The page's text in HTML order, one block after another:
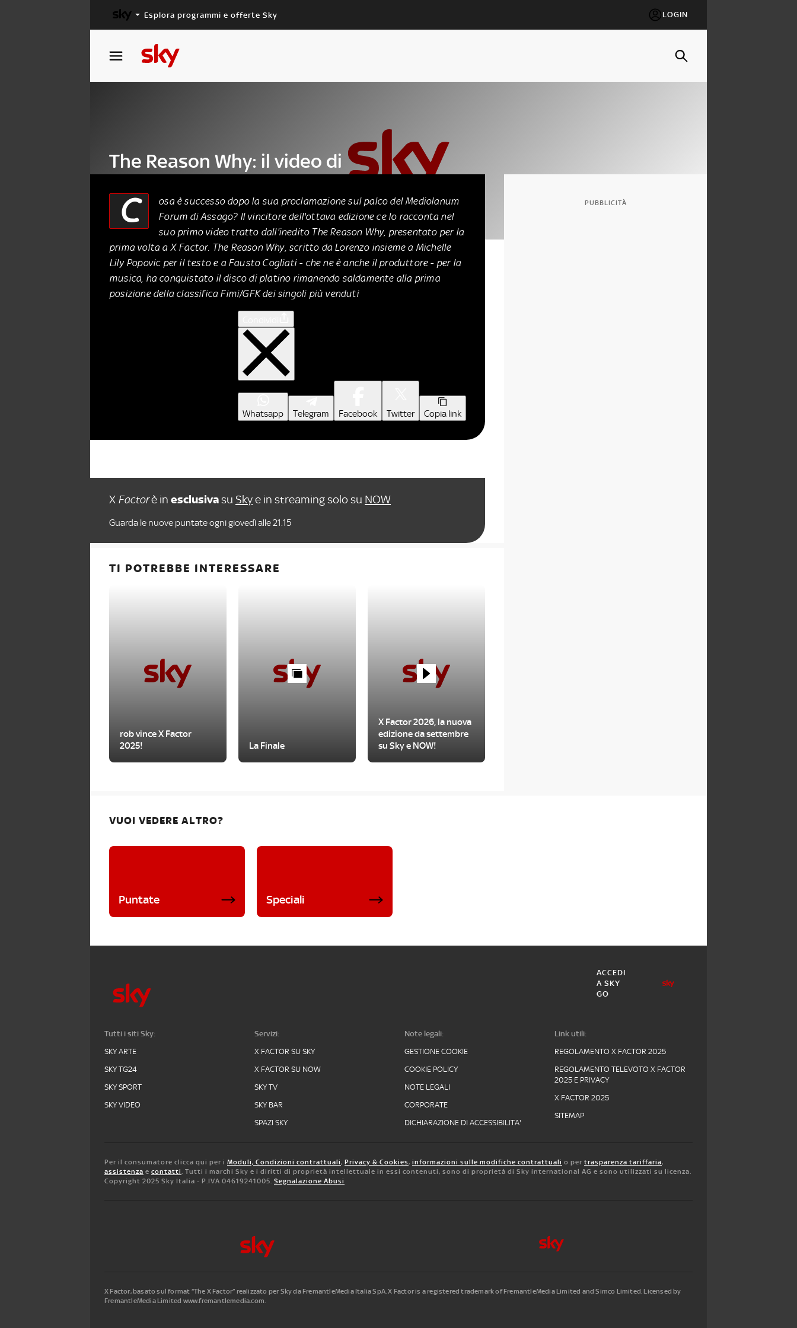
Esplora programmi e offerte Sky LOGIN
The Reason Why: il video di
14 Gennaio 2015
C
osa è successo dopo la sua proclamazione sul palco del Mediolanum
Forum di Assago? Il vincitore dell'ottava edizione ce lo racconta nel
suo primo video tratto dall'inedito The Reason Why, presentato per la
prima volta a X Factor. The Reason Why, scritto da Lorenzo insieme a Michelle
Lily Popovic per il testo e a Fausto Cogliati - che ne è anche il produttore - per la
musica, ha conquistato il disco di platino rimanendo saldamente alla prima
posizione della classifica Fimi/GFK dei singoli più venduti
Whatsapp Telegram Facebook Twitter Copia link
X Factorè in esclusivasu Skye in streaming solo su NOW
Guarda le nuove puntate ogni giovedì alle 21.15
TI POTREBBE INTERESSARE
rob vince X Factor
2025!
La Finale
X Factor 2026, la nuova
edizione da settembre
su Sky e NOW!
PUBBLICITÀ
VUOI VEDERE ALTRO?
Puntate Speciali
ACCEDI
A SKY
GO
Tutti i siti Sky:
SKY ARTE
SKY TG24
SKY SPORT
SKY VIDEO
Servizi:
X FACTOR SU SKY
X FACTOR SU NOW
SKY TV
SKY BAR
SPAZI SKY
Note legali:
GESTIONE COOKIE
COOKIE POLICY
NOTE LEGALI
CORPORATE
DICHIARAZIONE DI ACCESSIBILITA'
Link utili:
REGOLAMENTO X FACTOR 2025
REGOLAMENTO TELEVOTO X FACTOR
2025 E PRIVACY
X FACTOR 2025
SITEMAP
Per il consumatore clicca qui per i Moduli, Condizioni contrattuali, Privacy & Cookies, informazioni sulle modifiche contrattuali o per trasparenza tariffaria,
assistenza e contatti. Tutti i marchi Sky e i diritti di proprietà intellettuale in essi contenuti, sono di proprietà di Sky international AG e sono utilizzati su licenza.
Copyright 2025 Sky Italia - P.IVA 04619241005. Segnalazione Abusi
X Factor, basato sul format “The X Factor” realizzato per Sky da FremantleMedia Italia SpA.X Factor is a registered trademark of FremantleMedia Limited and Simco Limited. Licensed by
FremantleMedia Limited www.fremantlemedia.com.